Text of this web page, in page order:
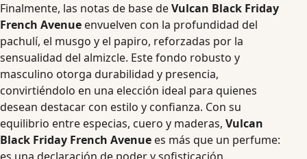
Finalmente, las notas de base deVulcan Black Friday
French Avenue envuelven con la profundidad del
pachulí, el musgo y el papiro, reforzadas por la
sensualidad del almizcle. Este fondo robusto y
masculino otorga durabilidad y presencia,
convirtiéndolo en una elección ideal para quienes
desean destacar con estilo y confianza. Con su
equilibrio entre especias, cuero y maderas, Vulcan
Black Friday French Avenue es más que un perfume: